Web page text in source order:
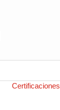
Certificaciones